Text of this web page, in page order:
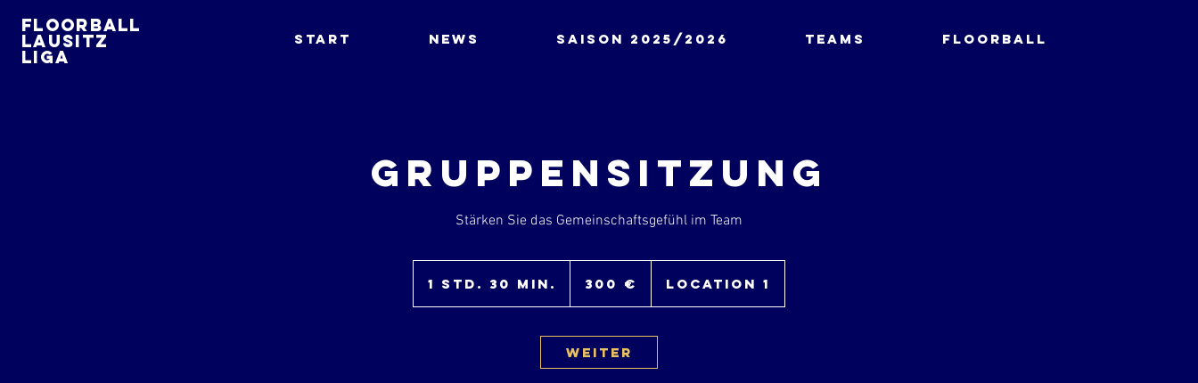
Floorball
Lausitz
Liga
Start News Saison 2025/2026 Teams Floorball
Gruppensitzung
Stärken Sie das Gemeinschaftsgefühl im Team
1 Std. 30 Min.
d
0
300 € Location 1
Weiter